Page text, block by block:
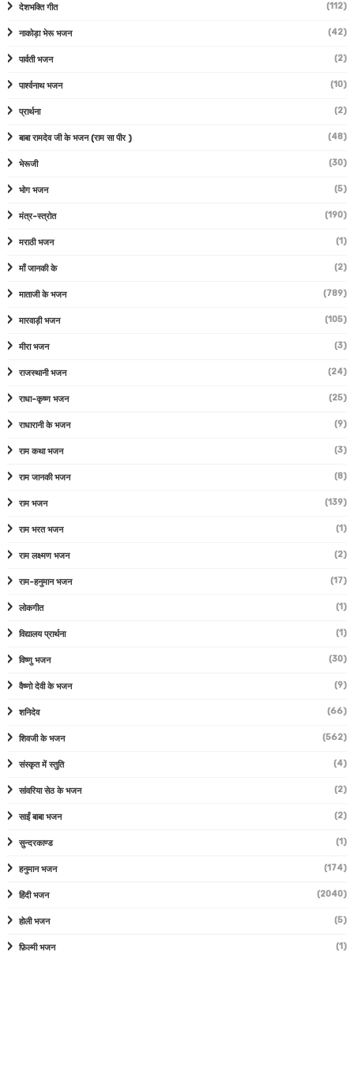
देशभक्ति गीत (112)
नाकोड़ा भेरू भजन (42)
पार्वती भजन (2)
पार्श्वनाथ भजन (10)
प्रार्थना (2)
बाबा रामदेव जी के भजन (राम सा पीर ) (48)
भेरूजी (30)
भोग भजन (5)
मंत्र-स्त्रोत (190)
मराठी भजन (1)
माँ जानकी के (2)
माताजी के भजन (789)
मारवाड़ी भजन (105)
मीरा भजन (3)
राजस्थानी भजन (24)
राधा-कृष्ण भजन (25)
राधारानी के भजन (9)
राम कथा भजन (3)
राम जानकी भजन (8)
राम भजन (139)
राम भरत भजन (1)
राम लक्ष्मण भजन (2)
राम-हनुमान भजन (17)
लोकगीत (1)
विद्यालय प्रार्थना (1)
विष्णु भजन (30)
वैष्णो देवी के भजन (9)
शनिदेव (66)
शिवजी के भजन (562)
संस्कृत में स्तुति (4)
सांवरिया सेठ के भजन (2)
साईं बाबा भजन (2)
सुन्दरकाण्ड (1)
हनुमान भजन (174)
हिंदी भजन (2040)
होली भजन (5)
फ़िल्मी भजन (1)